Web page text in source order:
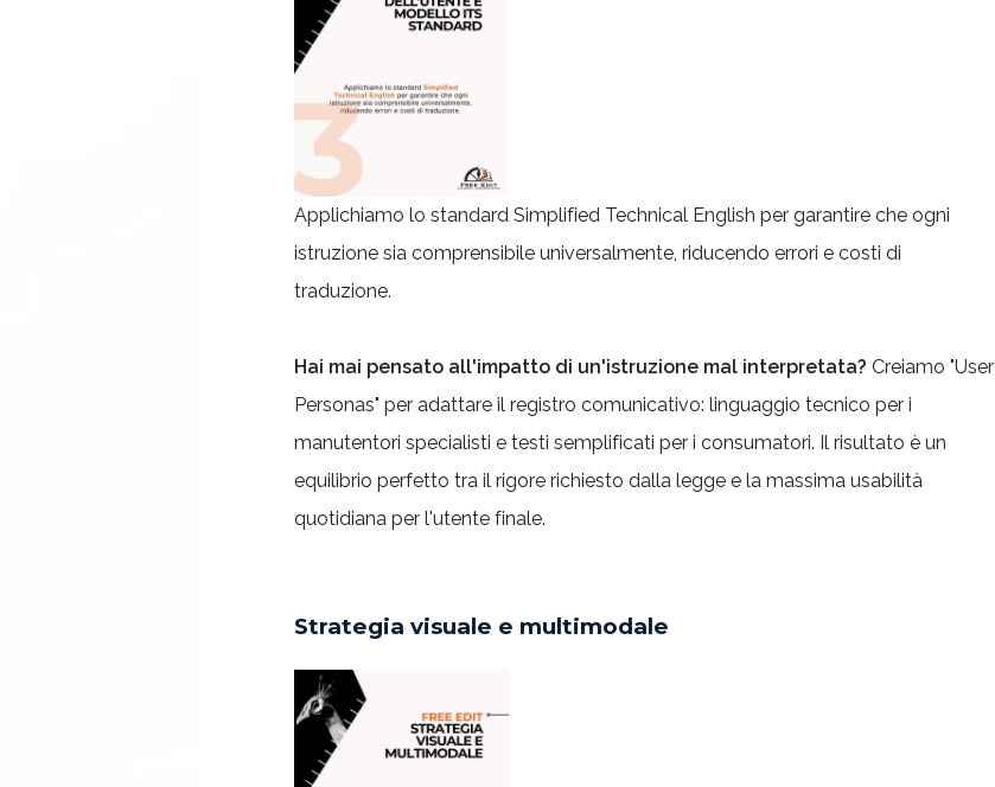
Applichiamo lo standard Simplified Technical English per garantire che ogni
istruzione sia comprensibile universalmente, riducendo errori e costi di
traduzione.
Hai mai pensato all'impatto di un'istruzione mal interpretata? Creiamo "User
Personas" per adattare il registro comunicativo: linguaggio tecnico per i
manutentori specialisti e testi semplificati per i consumatori. Il risultato è un
equilibrio perfetto tra il rigore richiesto dalla legge e la massima usabilità
quotidiana per l'utente finale.
Strategia visuale e multimodale